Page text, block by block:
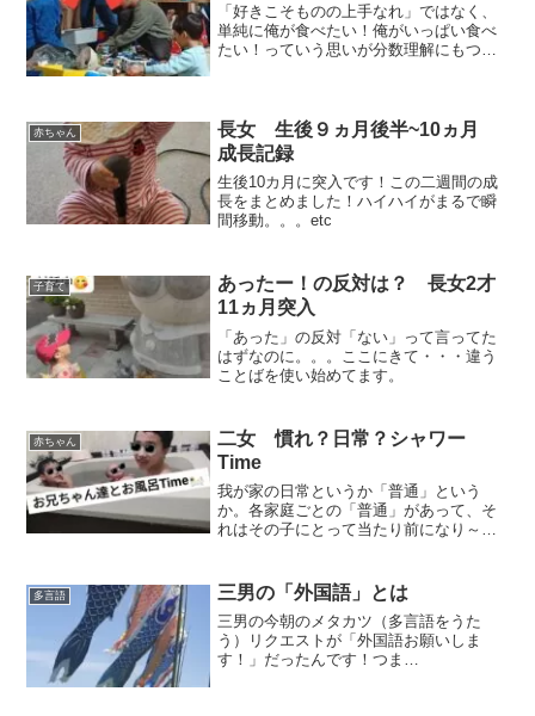
「好きこそものの上手なれ」ではなく、
単純に俺が食べたい！俺がいっぱい食べ
たい！っていう思いが分数理解にもつな
赤ちゃん
長女 生後９ヵ月後半~10ヵ月
成長記録￼￼
生後10カ月に突入です！この二週間の成
長をまとめました！ハイハイがまるで瞬
間移動。。。etc
子育て
あったー！の反対は？ 長女2才
11ヵ月突入
「あった」の反対「ない」って言ってた
はずなのに。。。ここにきて・・・違う
ことばを使い始めてます。
赤ちゃん
二女 慣れ？日常？シャワー
Time
我が家の日常というか「普通」という
か。各家庭ごとの「普通」があって、そ
れはその子にとって当たり前になり～。(
多言語 三男の「外国語」とは
三男の今朝のメタカツ（多言語をうた
う）リクエストが「外国語お願いしま
す！」だったんです！つま